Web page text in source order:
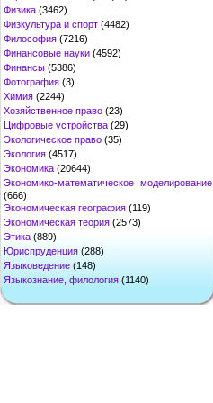
Физика (3462)
Физкультура и спорт (4482)
Философия (7216)
Финансовые науки (4592)
Финансы (5386)
Фотография (3)
Химия (2244)
Хозяйственное право (23)
Цифровые устройства (29)
Экологическое право (35)
Экология (4517)
Экономика (20644)
Экономико-математическое моделирование
(666)
Экономическая география (119)
Экономическая теория (2573)
Этика (889)
Юриспруденция (288)
Языковедение (148)
Языкознание, филология (1140)